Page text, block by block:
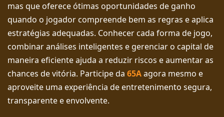
mas que oferece ótimas oportunidades de ganho
quando o jogador compreende bem as regras e aplica
estratégias adequadas. Conhecer cada forma de jogo,
combinar análises inteligentes e gerenciar o capital de
maneira eficiente ajuda a reduzir riscos e aumentar as
chances de vitória. Participe da 65Aagora mesmo e
aproveite uma experiência de entretenimento segura,
transparente e envolvente.